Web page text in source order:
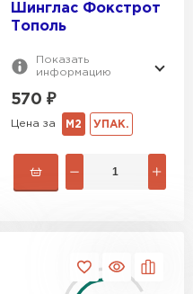
Шинглас Фокстрот
Тополь
Показать
информацию
570 ₽
Цена за М2 УПАК.